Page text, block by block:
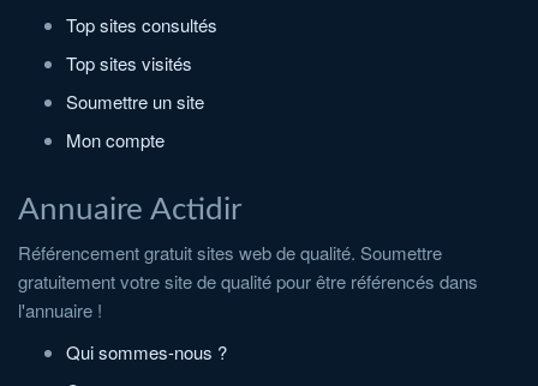
Top sites consultés
Top sites visités
Soumettre un site
Mon compte
Annuaire Actidir
Référencement gratuit sites web de qualité. Soumettre
gratuitement votre site de qualité pour être référencés dans
l'annuaire !
Qui sommes-nous ?